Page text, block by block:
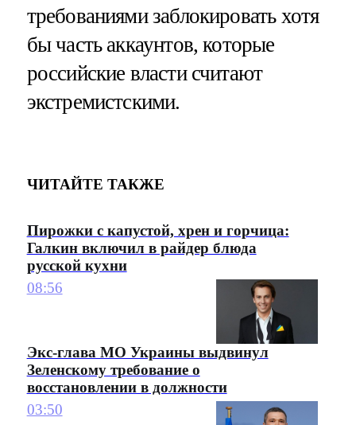
требованиями заблокировать хотя
бы часть аккаунтов, которые
российские власти считают
экстремистскими.
ЧИТАЙТЕ ТАКЖЕ
Пирожки с капустой, хрен и горчица:
Галкин включил в райдер блюда
русской кухни
08:56
Экс-глава МО Украины выдвинул
Зеленскому требование о
восстановлении в должности
03:50